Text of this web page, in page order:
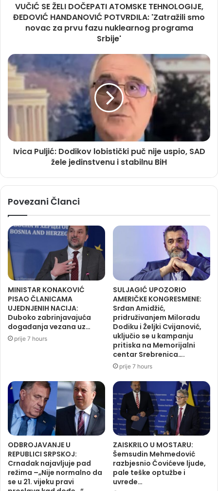
VUČIĆ SE ŽELI DOČEPATI ATOMSKE TEHNOLOGIJE,
ĐEDOVIĆ HANDANOVIĆ POTVRDILA: 'Zatražili smo
novac za prvu fazu nuklearnog programa
Srbije'
Ivica Puljić: Dodikov lobistički puč nije uspio, SAD
žele jedinstvenu i stabilnu BiH
Povezani Članci
MINISTAR KONAKOVIĆ
PISAO ČLANICAMA
UJEDNJENIH NACIJA:
Duboko zabrinjavajuća
događanja vezana uz…
prije 7 hours
SULJAGIĆ UPOZORIO
AMERIČKE KONGRESMENE:
Srđan Amidžić,
pridruživanjem Miloradu
Dodiku i Željki Cvijanović,
uključio se u kampanju
pritiska na Memorijalni
centar Srebrenica….
prije 7 hours
ODBROJAVANJE U
REPUBLICI SRPSKOJ:
Crnadak najavljuje pad
režima –„Nije normalno da
se u 21. vijeku pravi
ZAISKRILO U MOSTARU:
Šemsudin Mehmedović
razbjesnio Čovićeve ljude,
pale teške optužbe i
uvrede…